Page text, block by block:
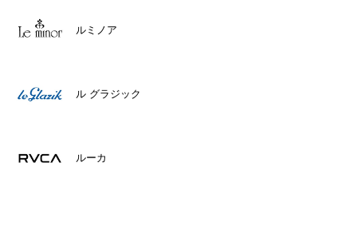
ルミノア
ル グラジック
ルーカ